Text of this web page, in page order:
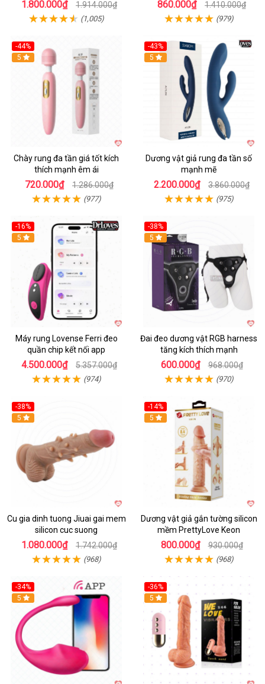
1.800.000₫ 1.914.000₫
(1,005)
860.000₫ 1.410.000₫
(979)
-44%
Hot
5
Chày rung đa tần giá tốt kích
thích mạnh êm ái
720.000₫ 1.286.000₫
(977)
-43%
Hot
5
Dương vật giả rung đa tần số
mạnh mẽ
2.200.000₫ 3.860.000₫
(975)
-16%
Hot
5
Máy rung Lovense Ferri đeo
quần chip kết nối app
4.500.000₫ 5.357.000₫
(974)
-38%
Hot
5
Đai đeo dương vật RGB harness
tăng kích thích mạnh
600.000₫ 968.000₫
(970)
-38%
5
Cu gia dinh tuong Jiuai gai mem
silicon cuc suong
1.080.000₫ 1.742.000₫
(968)
-14%
5
Dương vật giả gắn tường silicon
mềm PrettyLove Keon
800.000₫ 930.000₫
(968)
-34%
5
-36%
5